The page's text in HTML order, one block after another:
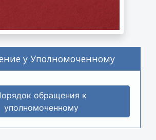
у Уполномоченному
обращения к
уполномоченному